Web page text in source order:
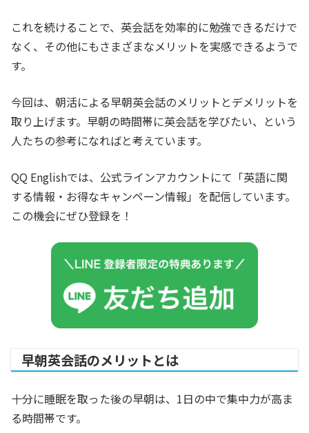
これを続けることで、英会話を効率的に勉強できるだけで
なく、その他にもさまざまなメリットを実感できるようで
す。
今回は、朝活による早朝英会話のメリットとデメリットを
取り上げます。早朝の時間帯に英会話を学びたい、という
人たちの参考になればと考えています。
QQ Englishでは、公式ラインアカウントにて「英語に関
する情報・お得なキャンペーン情報」を配信しています。
この機会にぜひ登録を！
早朝英会話のメリットとは
十分に睡眠を取った後の早朝は、1日の中で集中力が高ま
る時間帯です。